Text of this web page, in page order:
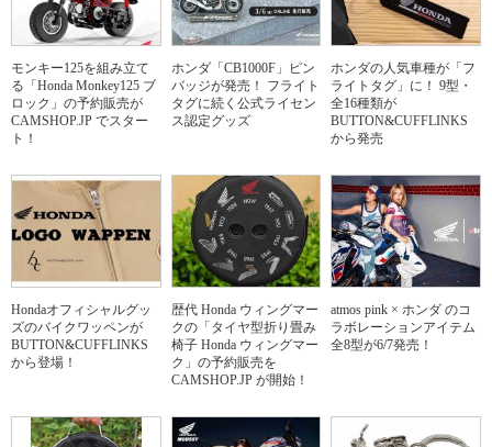
モンキー125を組み立て
る「Honda Monkey125 ブ
ロック」の予約販売が
CAMSHOP.JP でスター
ト！
ホンダ「CB1000F」ピン
バッジが発売！ フライト
タグに続く公式ライセン
ス認定グッズ
ホンダの人気車種が「フ
ライトタグ」に！ 9型・
全16種類が
BUTTON&CUFFLINKS
から発売
Hondaオフィシャルグッ
ズのバイクワッペンが
BUTTON&CUFFLINKS
から登場！
歴代 Honda ウィングマー
クの「タイヤ型折り畳み
椅子 Honda ウィングマー
ク」の予約販売を
CAMSHOP.JP が開始！
atmos pink × ホンダ のコ
ラボレーションアイテム
全8型が6/7発売！